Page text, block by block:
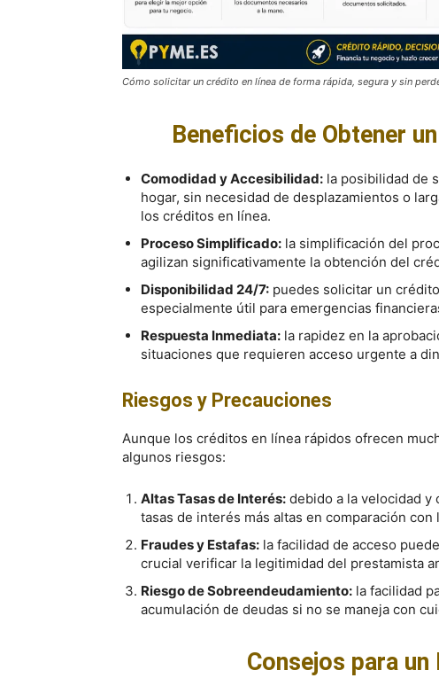
Cómo solicitar un crédito en línea de forma rápida, segura y sin
Beneficios de Obtener
Comodidad y Accesibilidad: la posibilidad de
hogar, sin necesidad de desplazamientos o
los créditos en línea.
Proceso Simplificado: la simplificación del
agilizan significativamente la obtención del
Disponibilidad 24/7: puedes solicitar un
especialmente útil para emergencias
Respuesta Inmediata: la rapidez en la
situaciones que requieren acceso urgente a
Riesgos y Precauciones
Aunque los créditos en línea rápidos ofrecen
algunos riesgos:
Altas Tasas de Interés: debido a la velocidad
tasas de interés más altas en comparación
Fraudes y Estafas: la facilidad de acceso
crucial verificar la legitimidad del prestamista
Riesgo de Sobreendeudamiento: la facilidad
acumulación de deudas si no se maneja con
Consejos para